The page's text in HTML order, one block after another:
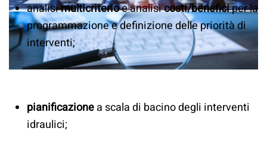
analisimulticriterioe analisicosti/beneficiper la
programmazione e definizione delle priorità di
interventi;
pianificazionea scala di bacino degli interventi
idraulici;